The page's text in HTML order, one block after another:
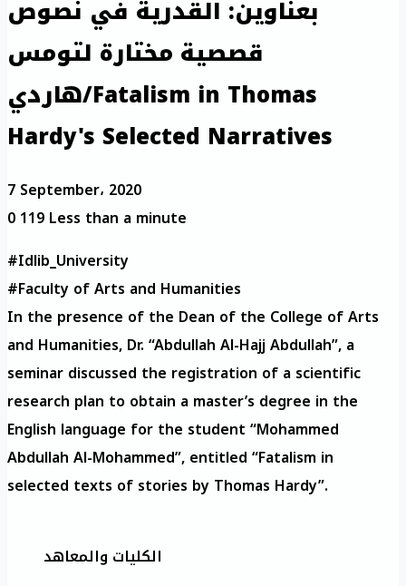
بعناوين: القدرية في نصوص
قصصية مختارة لتومس
هاردي/Fatalism in Thomas
Hardy's Selected Narratives
7 September، 2020
0119Less than a minute
#Idlib_University
#Faculty of Arts and Humanities
In the presence of the Dean of the College of Arts
and Humanities, Dr. “Abdullah Al-Hajj Abdullah”, a
seminar discussed the registration of a scientific
research plan to obtain a master’s degree in the
English language for the student “Mohammed
Abdullah Al-Mohammed”, entitled “Fatalism in
selected texts of stories by Thomas Hardy”.
الكليات والمعاهد